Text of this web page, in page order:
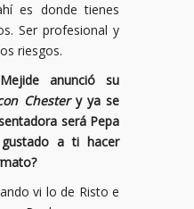
es donde tienes
Ser profesional y
riesgos.
anunció su
Chestery ya se
será Pepa
a ti hacer
vi lo de Risto e